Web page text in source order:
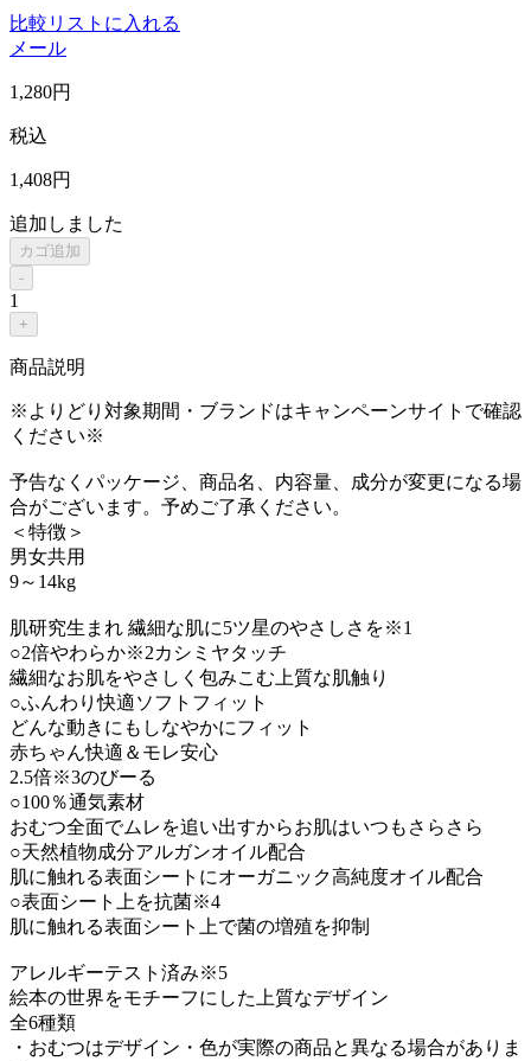
比較リストに入れる
メール
1,280円
税込
1,408円
追加しました
カゴ追加
-
1
+
商品説明
※よりどり対象期間・ブランドはキャンペーンサイトで確認
ください※
予告なくパッケージ、商品名、内容量、成分が変更になる場
合がございます。予めご了承ください。
＜特徴＞
男女共用
9～14kg
肌研究生まれ 繊細な肌に5ツ星のやさしさを※1
○2倍やわらか※2カシミヤタッチ
繊細なお肌をやさしく包みこむ上質な肌触り
○ふんわり快適ソフトフィット
どんな動きにもしなやかにフィット
赤ちゃん快適＆モレ安心
2.5倍※3のびーる
○100％通気素材
おむつ全面でムレを追い出すからお肌はいつもさらさら
○天然植物成分アルガンオイル配合
肌に触れる表面シートにオーガニック高純度オイル配合
○表面シート上を抗菌※4
肌に触れる表面シート上で菌の増殖を抑制
アレルギーテスト済み※5
絵本の世界をモチーフにした上質なデザイン
全6種類
・おむつはデザイン・色が実際の商品と異なる場合がありま